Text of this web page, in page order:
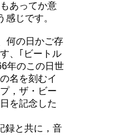
あってか意
感じです。
何の日かご存
、｢ビートル
年のこの日世
名を刻むイ
，ザ・ビー
を記念した
録と共に，音